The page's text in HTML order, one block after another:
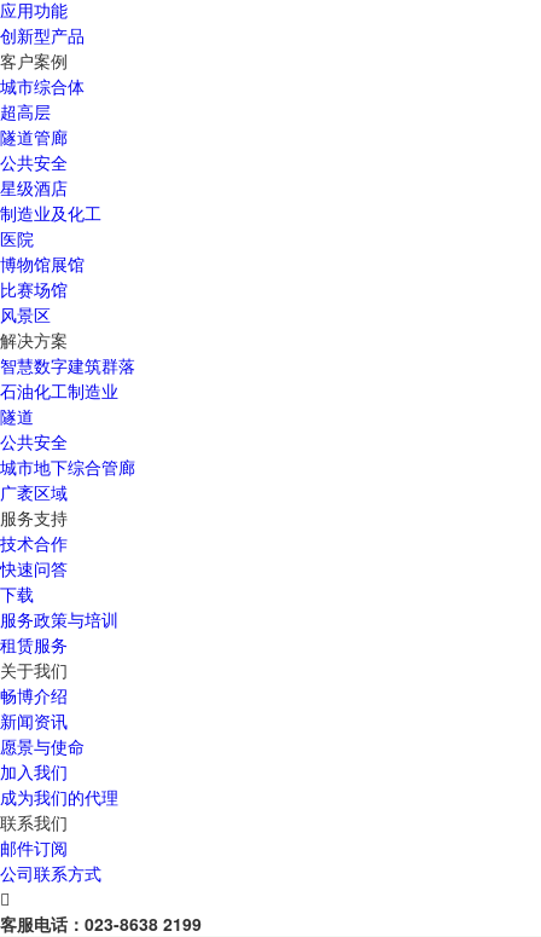
应用功能
创新型产品
客户案例
城市综合体
超高层
隧道管廊
公共安全
星级酒店
制造业及化工
医院
博物馆展馆
比赛场馆
风景区
解决方案
智慧数字建筑群落
石油化工制造业
隧道
公共安全
城市地下综合管廊
广袤区域
服务支持
技术合作
快速问答
下载
服务政策与培训
租赁服务
关于我们
畅博介绍
新闻资讯
愿景与使命
加入我们
成为我们的代理
联系我们
邮件订阅
公司联系方式

客服电话： 023-8638 2199